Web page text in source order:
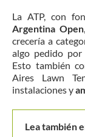
La ATP, con
Argentina Open
crecería a
algo pedido por
Esto también
Aires Lawn
instalaciones y
Lea también